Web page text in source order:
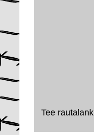
Tee